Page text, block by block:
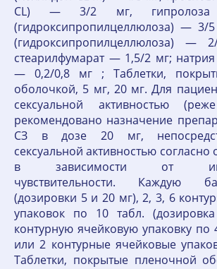
CL) — 3/2 мг, гипролоза
(гидроксипропилцеллюлоза) — 3/
(гидроксипропилцеллюлоза) —
стеарилфумарат — 1,5/2 мг; натрия
— 0,2/0,8 мг ; Таблетки,
оболочкой, 5 мг, 20 мг. Для
сексуальной активностью
рекомендовано назначение
СЗ в дозе 20 мг,
сексуальной активностью
в зависимости от
чувствительности. Каждую
(дозировки 5 и 20 мг), 2, 3, 6
упаковок по 10 табл.
контурную ячейковую упаковку по
или 2 контурные ячейковые
Таблетки, покрытые пленочной